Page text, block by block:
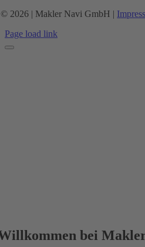
© 2026 | Makler Navi GmbH |
Page load link
bei